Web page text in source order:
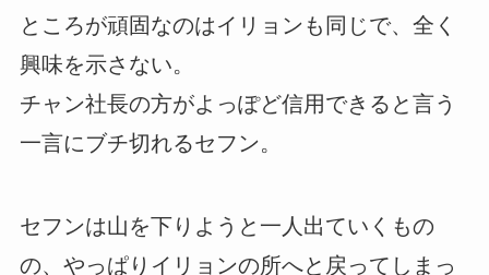
ところが頑固なのはイリョンも同じで、全く
興味を示さない。
チャン社長の方がよっぽど信用できると言う
一言にブチ切れるセフン。
セフンは山を下りようと一人出ていくもの
の、やっぱりイリョンの所へと戻ってしまっ